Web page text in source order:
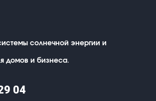
солнечной энергии и
домов и бизнеса.
04